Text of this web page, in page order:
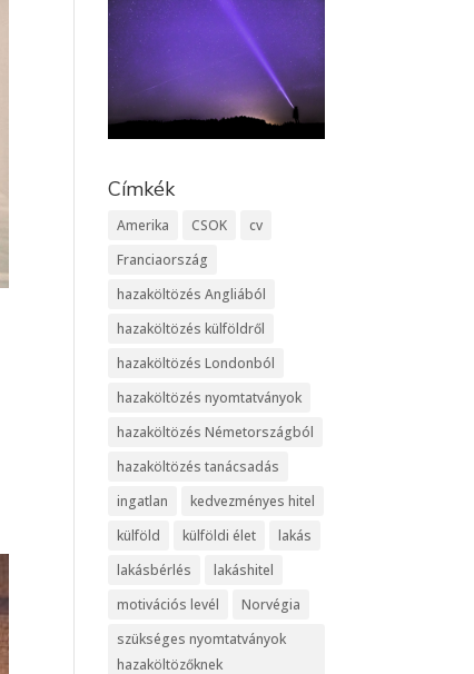
Címkék
Amerika CSOK
cv
Franciaország
hazaköltözés Angliából
hazaköltözés külföldről
hazaköltözés Londonból
hazaköltözés nyomtatványok
hazaköltözés Németországból
hazaköltözés tanácsadás
ingatlan
kedvezményes hitel
külföld
külföldi élet
lakás
lakásbérlés
lakáshitel
motivációs levél
Norvégia
szükséges nyomtatványok
hazaköltözőknek